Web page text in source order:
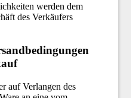
werden dem
des Verkäufers
auf Verlangen des